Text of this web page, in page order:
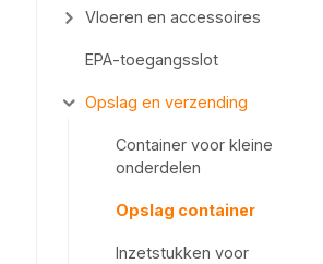
Vloeren en accessoires
EPA-toegangsslot
Opslag en verzending
Container voor kleine
onderdelen
Opslag container
Inzetstukken voor